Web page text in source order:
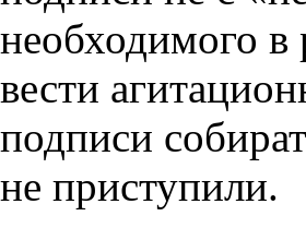
необходимого в
вести
подписи
не приступили.